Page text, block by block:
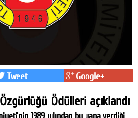
Tweet Google+
Ödülleri açıklandı
1989 yılından bu yana verdiği